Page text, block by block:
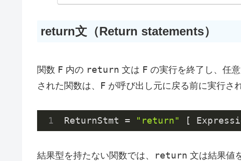
return文（Return statements）
関数 F 内の return 文は F の実行を終了し、任
された関数は、 F が呼び出し元に戻る前に実行さ
ReturnStmt = "return"
結果型を持たない関数では、 return 文は結果値